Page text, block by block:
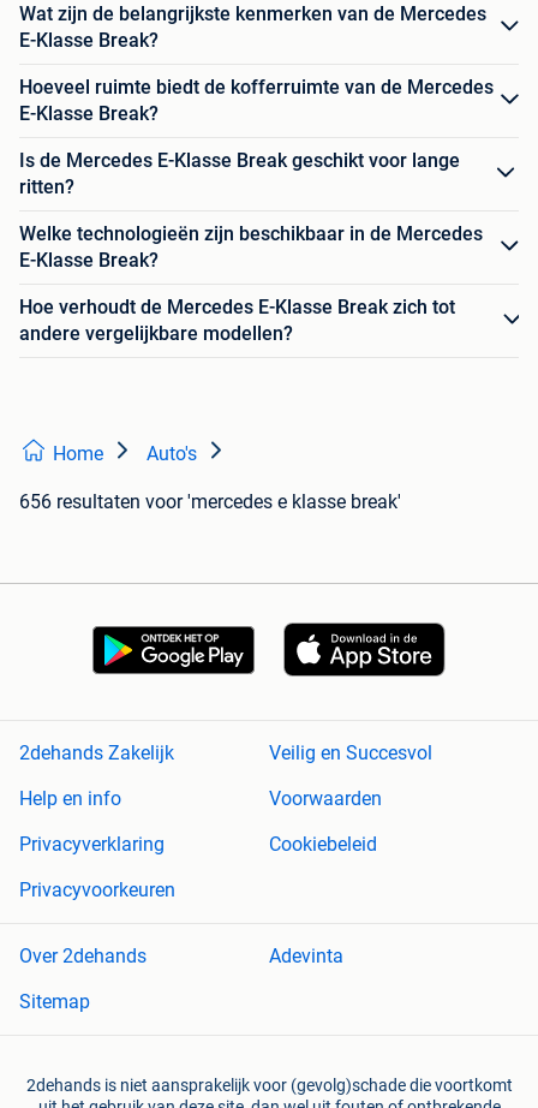
Wat zijn de belangrijkste kenmerken van de Mercedes
E-Klasse Break?
Hoeveel ruimte biedt de kofferruimte van de Mercedes
E-Klasse Break?
Is de Mercedes E-Klasse Break geschikt voor lange
ritten?
Welke technologieën zijn beschikbaar in de Mercedes
E-Klasse Break?
Hoe verhoudt de Mercedes E-Klasse Break zich tot
andere vergelijkbare modellen?
Home Auto's
656 resultaten voor 'mercedes e klasse break'
2dehands Zakelijk
Veilig en Succesvol
Help en info
Voorwaarden
Privacyverklaring
Cookiebeleid
Privacyvoorkeuren
Over 2dehands
Adevinta
Sitemap
2dehands is niet aansprakelijk voor (gevolg)schade die voortkomt